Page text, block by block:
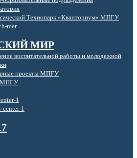
Технопарк «Кванториум» МПГУ
МИР
воспитательной работы и молодежной
проекты МПГУ
МПГУ